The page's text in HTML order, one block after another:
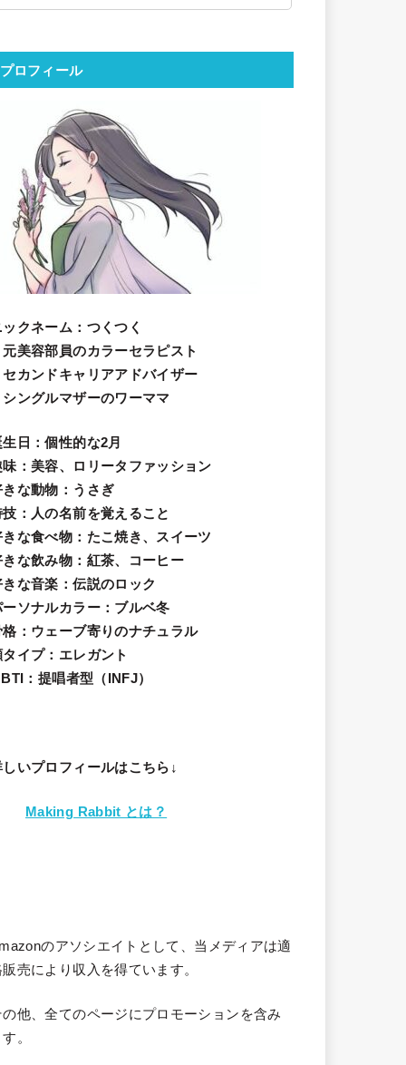
プロフィール
ックネーム ：つくつく
元美容部員のカラーセラピスト
セカンドキャリアアドバイザー
シングルマザーのワーママ
日 ：個性的な2月
味 ：美容、ロリータファッション
きな動物 ：うさぎ
技 ：人の名前を覚えること
きな食べ物 ：たこ焼き、スイーツ
きな飲み物：紅茶、コーヒー
きな音楽：伝説のロック
ーソナルカラー：ブルベ冬
格：ウェーブ寄りのナチュラル
タイプ：エレガン ト
：提唱者型（INFJ）
しいプロフィールはこちら↓
Making Rabbit とは？
のアソシエイトとして、当メディアは適
販売により収入を得ています。
の他、全てのページにプロモーションを含み
。